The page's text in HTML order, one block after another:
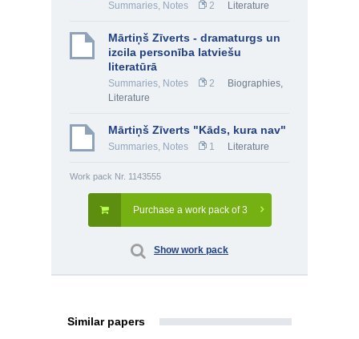
Summaries, Notes 2 Literature
Mārtiņš Zīverts - dramaturgs un
izcila personība latviešu
literatūrā
Summaries, Notes 2 Biographies,
Literature
Mārtiņš Zīverts "Kāds, kura nav"
Summaries, Notes 1 Literature
Work pack Nr. 1143555
Purchase a work pack of 3
Show work pack
Similar papers